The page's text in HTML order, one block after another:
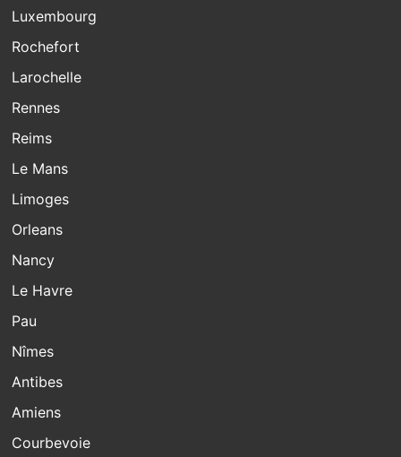
Luxembourg
Rochefort
Larochelle
Rennes
Reims
Le Mans
Limoges
Orleans
Nancy
Le Havre
Pau
Nîmes
Antibes
Amiens
Courbevoie